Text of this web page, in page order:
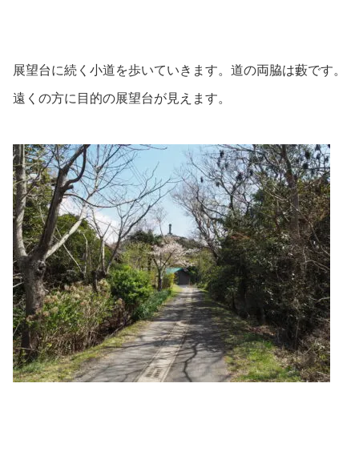
展望台に続く小道を歩いていきます。道の両脇は藪です。
遠くの方に目的の展望台が見えます。